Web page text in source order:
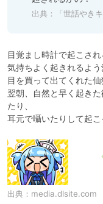
出典：「世話やき
目覚まし時計で起こさ
気持ちよく起きれるよ
目を買って出てくれた仙
翌朝、自然と早く起き
たり、
耳元で囁いたりして起こ
出典： media.dlsite.com